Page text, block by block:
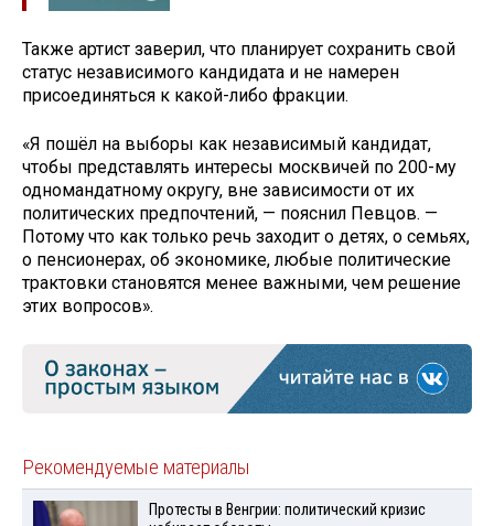
Также артист заверил, что планирует сохранить свой
статус независимого кандидата и не намерен
присоединяться к какой-либо фракции.
«Я пошёл на выборы как независимый кандидат,
чтобы представлять интересы москвичей по 200-му
одномандатному округу, вне зависимости от их
политических предпочтений, — пояснил Певцов. —
Потому что как только речь заходит о детях, о семьях,
о пенсионерах, об экономике, любые политические
трактовки становятся менее важными, чем решение
этих вопросов».
Рекомендуемые материалы
Протесты в Венгрии: политический кризис